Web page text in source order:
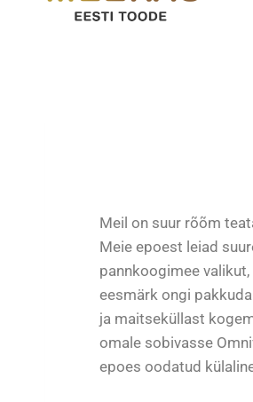
Meil on suur rõõm
Meie epoest leiad
pannkoogimee
eesmärk ongi
ja maitseküllast
omale sobivasse
epoes oodatud